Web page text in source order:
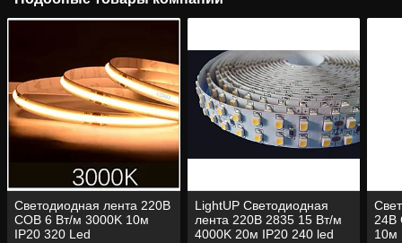
Светодиодная лента 220В
COB 6 Вт/м 3000K 10м
IP20 320 Led
LightUP Светодиодная
лента 220В 2835 15 Вт/м
4000K 20м IP20 240 led
24В
10м